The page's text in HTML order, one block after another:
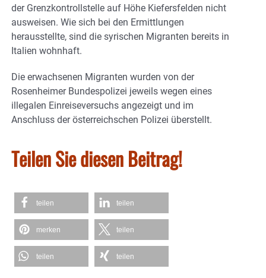
der Grenzkontrollstelle auf Höhe Kiefersfelden nicht
ausweisen. Wie sich bei den Ermittlungen
herausstellte, sind die syrischen Migranten bereits in
Italien wohnhaft.
Die erwachsenen Migranten wurden von der
Rosenheimer Bundespolizei jeweils wegen eines
illegalen Einreiseversuchs angezeigt und im
Anschluss der österreichschen Polizei überstellt.
Teilen Sie diesen Beitrag!
teilen teilen
merken teilen
teilen teilen